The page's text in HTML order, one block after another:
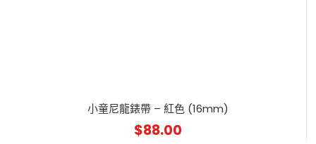
小童尼龍錶帶 – 紅色 (16mm)
$88.00